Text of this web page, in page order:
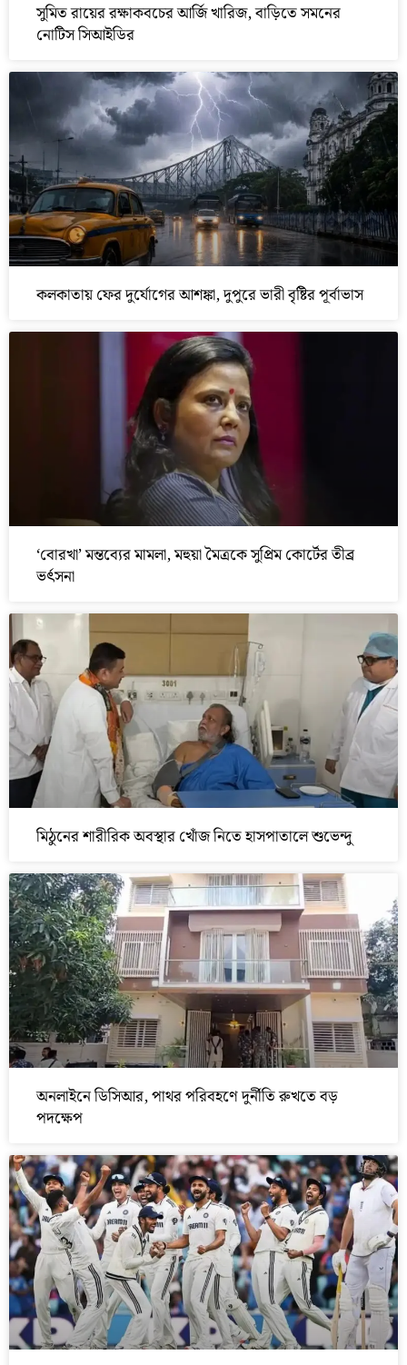
সুমিত রায়ের রক্ষাকবচের আর্জি খারিজ, বাড়িতে সমনের
নোটিস সিআইডির
কলকাতায় ফের দুর্যোগের আশঙ্কা, দুপুরে ভারী বৃষ্টির পূর্বাভাস
‘বোরখা’ মন্তব্যের মামলা, মহুয়া মৈত্রকে সুপ্রিম কোর্টের তীব্র
ভর্ৎসনা
মিঠুনের শারীরিক অবস্থার খোঁজ নিতে হাসপাতালে শুভেন্দু
অনলাইনে ডিসিআর, পাথর পরিবহণে দুর্নীতি রুখতে বড়
পদক্ষেপ